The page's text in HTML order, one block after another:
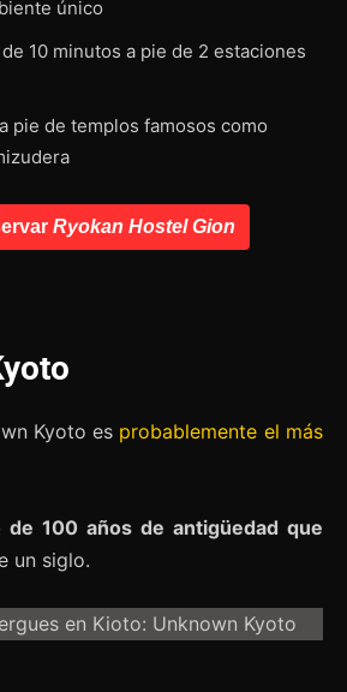
único
10 minutos a pie de 2 estaciones
pie de templos famosos como
Ryokan Hostel Gion
Kyoto es probablemente el más
de 100 años de antigüedad que
un siglo.